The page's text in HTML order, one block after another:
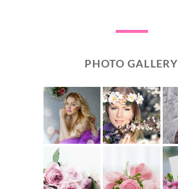
PHOTO GALLERY